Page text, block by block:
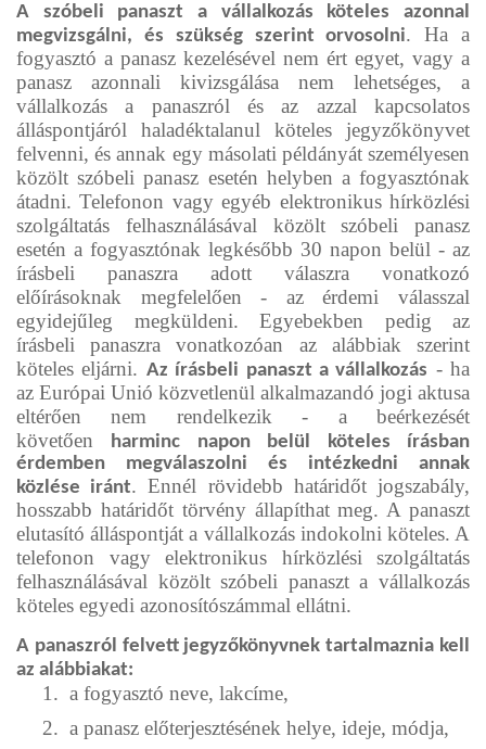
A szóbeli panaszt a vállalkozás köteles azonnal
megvizsgálni, és szükség szerint orvosolni. Ha a
fogyasztó a panasz kezelésével nem ért egyet, vagy a
panasz azonnali kivizsgálása nem lehetséges, a
vállalkozás a panaszról és az azzal kapcsolatos
álláspontjáról haladéktalanul köteles jegyzőkönyvet
felvenni, és annak egy másolati példányát személyesen
közölt szóbeli panasz esetén helyben a fogyasztónak
átadni. Telefonon vagy egyéb elektronikus hírközlési
szolgáltatás felhasználásával közölt szóbeli panasz
esetén a fogyasztónak legkésőbb 30 napon belül - az
írásbeli panaszra adott válaszra vonatkozó
előírásoknak megfelelően - az érdemi válasszal
egyidejűleg megküldeni. Egyebekben pedig az
írásbeli panaszra vonatkozóan az alábbiak szerint
köteles eljárni. Az írásbeli panaszt a vállalkozás - ha
az Európai Unió közvetlenül alkalmazandó jogi aktusa
eltérően nem rendelkezik - a beérkezését
követően
harminc napon belül köteles írásban
érdemben megválaszolni és intézkedni annak
közlése iránt. Ennél rövidebb határidőt jogszabály,
hosszabb határidőt törvény állapíthat meg. A panaszt
elutasító álláspontját a vállalkozás indokolni köteles. A
telefonon vagy elektronikus hírközlési szolgáltatás
felhasználásával közölt szóbeli panaszt a vállalkozás
köteles egyedi azonosítószámmal ellátni.
A panaszról felvett jegyzőkönyvnek tartalmaznia kell
az alábbiakat:
1. a fogyasztó neve, lakcíme,
2. a panasz előterjesztésének helye, ideje, módja,